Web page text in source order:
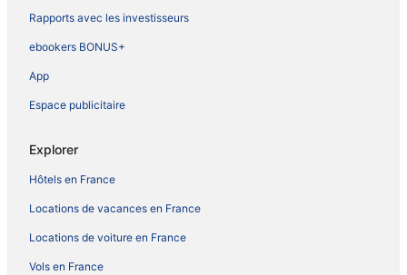
Rapports avec les investisseurs
ebookers BONUS+
App
Espace publicitaire
Explorer
Hôtels en France
Locations de vacances en France
Locations de voiture en France
Vols en France